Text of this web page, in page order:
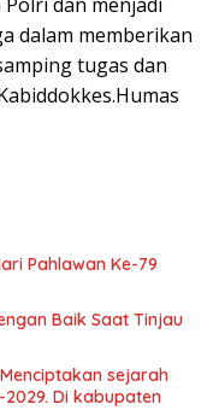
dalam memberikan
tugas dan
Pahlawan Ke-79
Baik Saat Tinjau
sejarah
Di kabupaten